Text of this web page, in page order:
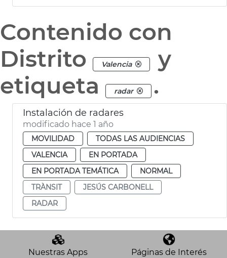
Contenido con
Distrito
Valencia
y
etiqueta
radar .
Instalación de radares
modificado hace 1 año
MOVILIDAD
TODAS LAS AUDIENCIAS
VALENCIA
EN PORTADA
EN PORTADA TEMÁTICA
NORMAL
TRÀNSIT
JESÚS CARBONELL
RADAR
Nuestras Apps Páginas de Interés